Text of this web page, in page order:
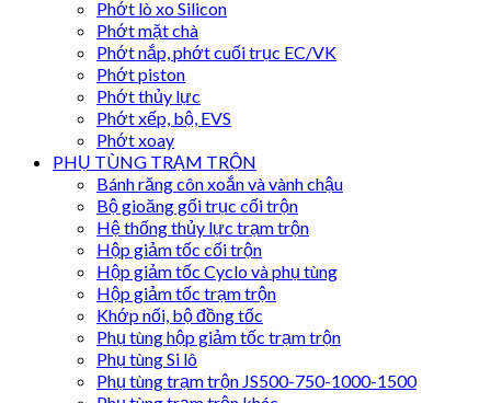
Phớt lò xo Silicon
Phớt mặt chà
Phớt nắp, phớt cuối trục EC/VK
Phớt piston
Phớt thủy lực
Phớt xếp, bộ, EVS
Phớt xoay
PHỤ TÙNG TRẠM TRỘN
Bánh răng côn xoắn và vành chậu
Bộ gioăng gối trục cối trộn
Hệ thống thủy lực trạm trộn
Hộp giảm tốc cối trộn
Hộp giảm tốc Cyclo và phụ tùng
Hộp giảm tốc trạm trộn
Khớp nối, bộ đồng tốc
Phụ tùng hộp giảm tốc trạm trộn
Phụ tùng Si lô
Phụ tùng trạm trộn JS500-750-1000-1500